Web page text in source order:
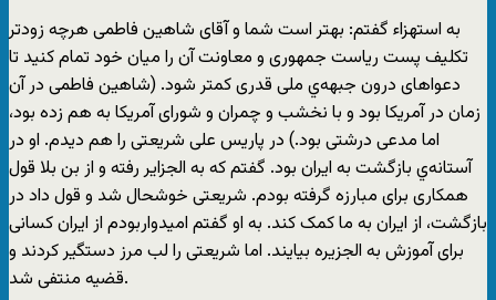
به استهزاء گفتم: بهتر است شما و آقای شاهین فاطمی هرچه زودتر
تکلیف پست ریاست جمهوری و معاونت آن را میان خود تمام کنید تا
دعواهای درون جبهه‌ي ملی قدری کمتر شود. (شاهین فاطمی در آن
زمان در آمریکا بود و با نخشب و چمران و شورای آمریکا به هم زده بود،
اما مدعی درشتی بود.) در پاریس علی شریعتی را هم دیدم. او در
آستانه‌ي بازگشت به ایران بود. گفتم که به الجزایر رفته و از بن بلا قول
همکاری برای مبارزه گرفته بودم. شریعتی خوشحال شد و قول داد در
بازگشت، از ایران به ما کمک کند. به او گفتم امیدواربودم از ایران کسانی
برای آموزش به الجزیره بیایند. اما شریعتی را لب مرز دستگیر کردند و
قضیه منتفی شد.